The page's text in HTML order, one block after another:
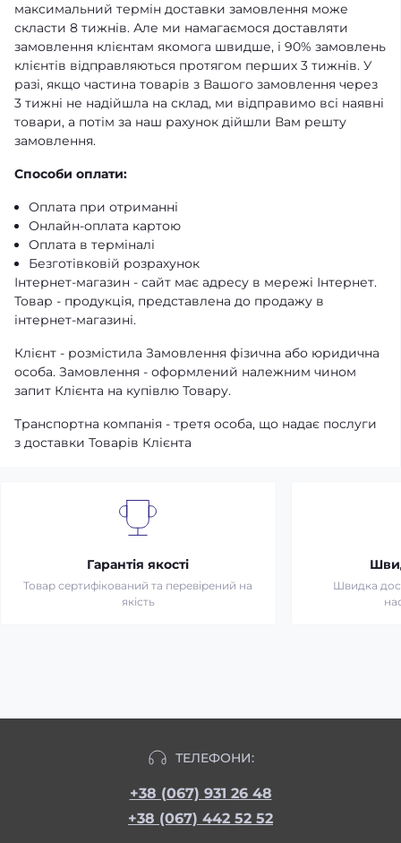
максимальний термін доставки замовлення може
скласти 8 тижнів. Але ми намагаємося доставляти
замовлення клієнтам якомога швидше, і 90% замовлень
клієнтів відправляються протягом перших 3 тижнів. У
разі, якщо частина товарів з Вашого замовлення через
3 тижні не надійшла на склад, ми відправимо всі наявні
товари, а потім за наш рахунок дійшли Вам решту
замовлення.
Способи оплати:
Оплата при отриманні
Онлайн-оплата картою
Оплата в терміналі
Безготівковій розрахунок
Інтернет-магазин - сайт має адресу в мережі Інтернет.
Товар - продукція, представлена ​​до продажу в
інтернет-магазині.
Клієнт - розмістила Замовлення фізична або юридична
особа. Замовлення - оформлений належним чином
запит Клієнта на купівлю Товару.
Транспортна компанія - третя особа, що надає послуги
з доставки Товарів Клієнта
Гарантія якості
Товар сертифікований та перевірений на
якість
Швидка
ТЕЛЕФОНИ:
+38 (067) 931 26 48
+38 (067) 442 52 52